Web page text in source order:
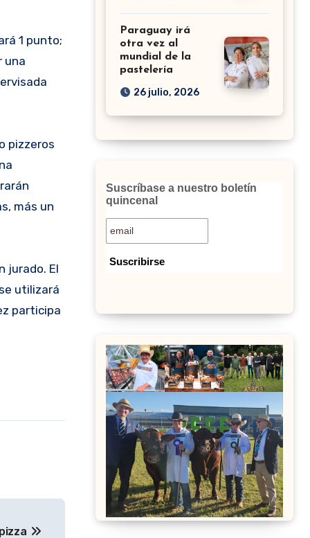
1 punto;
una
pizzeros
más un
jurado. El
utilizará
participa
Paraguay irá
otra vez al
mundial de la
pastelería
26 julio, 2026
Suscríbase a nuestro boletín
quincenal